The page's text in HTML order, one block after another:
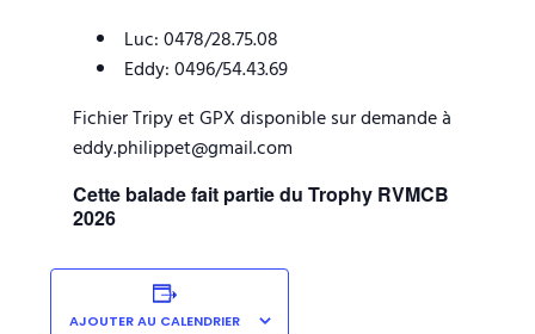
Luc: 0478/28.75.08
Eddy: 0496/54.43.69
Fichier Tripy et GPX disponible sur demande à
eddy.philippet@gmail.com
Cette balade fait partie du Trophy RVMCB
2026
AJOUTER AU CALENDRIER